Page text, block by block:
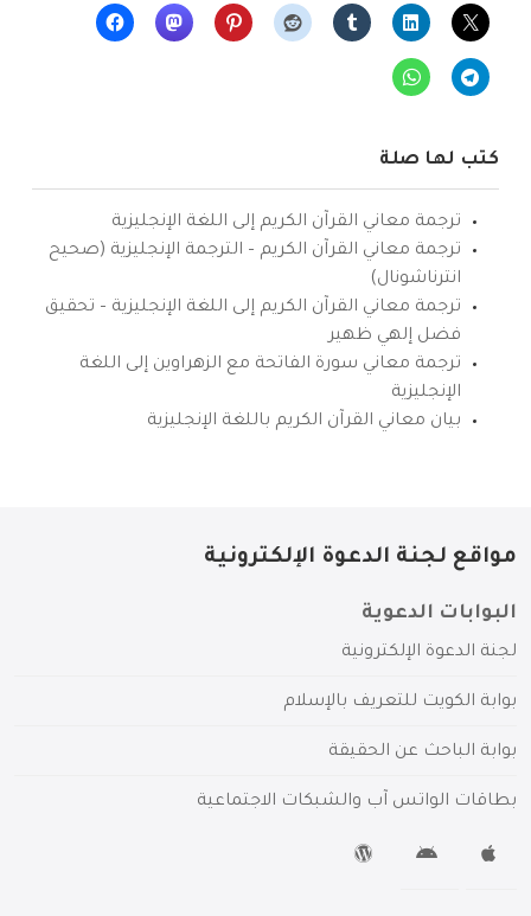
كتب لها صلة
ترجمة معاني القرآن الكريم إلى اللغة الإنجليزية
ترجمة معاني القرآن الكريم – الترجمة الإنجليزية (صحيح
انترناشونال)
ترجمة معاني القرآن الكريم إلى اللغة الإنجليزية – تحقيق
فضل إلهي ظهير
ترجمة معاني سورة الفاتحة مع الزهراوين إلى اللغة
الإنجليزية
بيان معاني القرآن الكريم باللغة الإنجليزية
مواقع لجنة الدعوة الإلكترونية
البوابات الدعوية
لجنة الدعوة الإلكترونية
بوابة الكويت للتعريف بالإسلام
بوابة الباحث عن الحقيقة
بطاقات الواتس آب والشبكات الاجتماعية